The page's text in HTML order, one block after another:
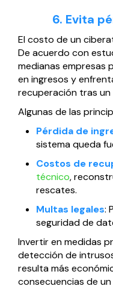
6. Evita
El costo de un
De acuerdo con
medianas empresas
en ingresos y
recuperación tras un
Algunas de las
Pérdida de
sistema queda
Costos de
técnico,
rescates.
Multas legales:
seguridad de
Invertir en medidas
detección de
resulta más
consecuencias de